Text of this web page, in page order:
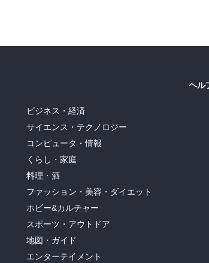
ビジネス・経済
サイエンス・テクノロジー
コンピュータ・情報
くらし・家庭
料理・酒
ファッション・美容・ダイエット
ホビー&カルチャー
スポーツ・アウトドア
地図・ガイド
エンターテイメント
ヘル